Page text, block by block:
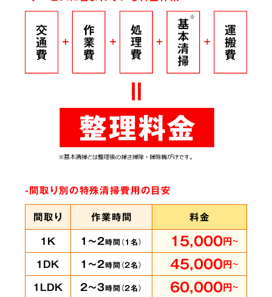
根こそぎ
脱臭
ありとあらゆる脱臭機を試したにもかかわらず
臭いが完全に取れずにお困りの時は、ぜひ当社
へご相談ください。弊社では世界最高水準のオ
います。
5 賃貸物件・ホテルの
客室も承ります
-間取り別の特殊清掃費用の目安
間取り
作業時間
料金
1K
1～2時間（1名） 15,000円～
1DK 1～2時間（2名） 45,000円～
1LDK 2～3時間（2名） 60,000円～